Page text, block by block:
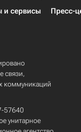
и сервисы Пресс-
связи,
коммуникаций
57640
унитарное